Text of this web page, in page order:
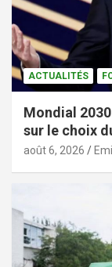
ACTUALITÉS
Mondial
sur le choix
août 6, 2026